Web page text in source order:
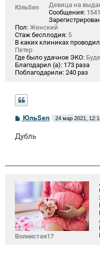
ЮльSen
Девица на
Сообщения: 1541
Пол: Женский
Стаж бесплодия: 5
В каких клиниках
Петер
Где было удачное ЭКО:
Благодарил (а): 173 раза
Поблагодарили: 240 раз
С
о
б
и
ЮльSen 24 мар 2021,
Дубль
Волнистая17